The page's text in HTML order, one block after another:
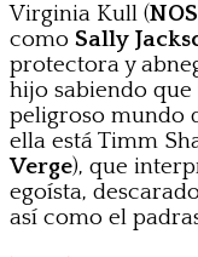
Virginia Kull (
como Sally
protectora y
hijo sabiendo
peligroso mundo
ella está Timm
Verge), que
egoísta,
así como el